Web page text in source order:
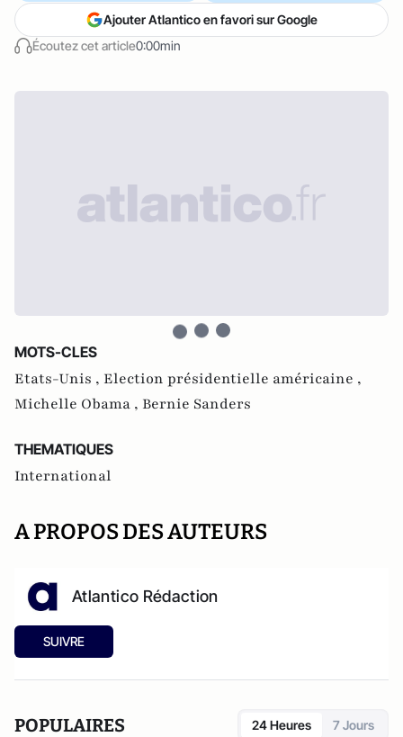
Écoutez cet article0:00min
Ajouter Atlantico en favori sur Google
MOTS-CLES
Etats-Unis , Election présidentielle américaine ,
Michelle Obama , Bernie Sanders
THEMATIQUES
International
A PROPOS DES AUTEURS
Atlantico Rédaction
SUIVRE
POPULAIRES 24 Heures 7 Jours